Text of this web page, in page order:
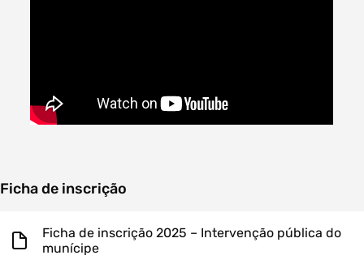
Ficha de inscrição
Ficha de inscrição 2025 – Intervenção pública do
munícipe